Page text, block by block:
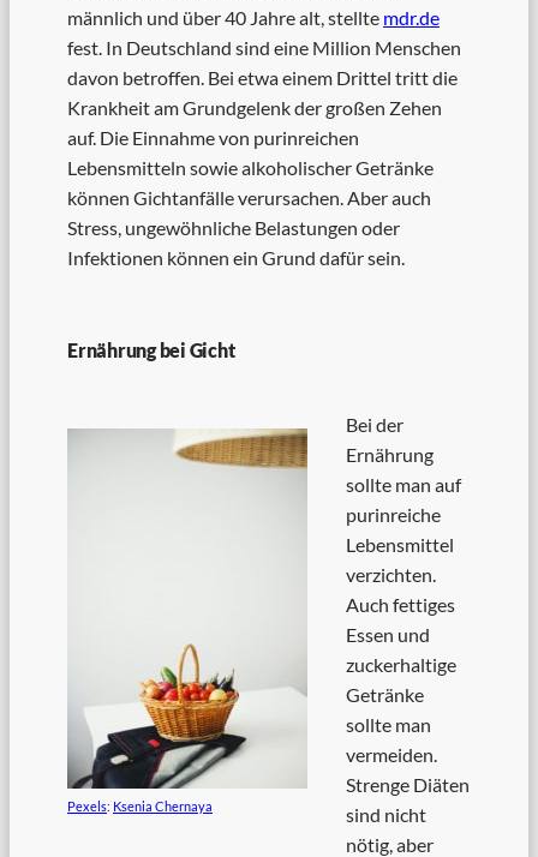
männlich und über 40 Jahre alt, stellte mdr.de
fest. In Deutschland sind eine Million Menschen
davon betroffen. Bei etwa einem Drittel tritt die
Krankheit am Grundgelenk der großen Zehen
auf. Die Einnahme von purinreichen
Lebensmitteln sowie alkoholischer Getränke
können Gichtanfälle verursachen. Aber auch
Stress, ungewöhnliche Belastungen oder
Infektionen können ein Grund dafür sein.
Ernährung bei Gicht
Pexels: Ksenia Chernaya
Bei der
Ernährung
sollte man auf
purinreiche
Lebensmittel
verzichten.
Auch fettiges
Essen und
zuckerhaltige
Getränke
sollte man
vermeiden.
Strenge Diäten
sind nicht
nötig, aber